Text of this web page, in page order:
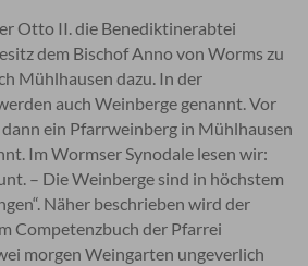
Otto II. die Benediktinerabtei
dem Bischof Anno von Worms zu
Mühlhausen dazu. In der
auch Weinberge genannt. Vor
ein Pfarrweinberg in Mühlhausen
Im Wormser Synodale lesen wir:
– Die Weinberge sind in höchstem
Näher beschrieben wird der
Competenzbuch der Pfarrei
morgen Weingarten ungeverlich